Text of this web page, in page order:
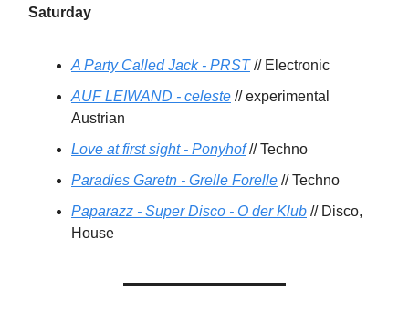
Saturday
A Party Called Jack - PRST// Electronic
AUF LEIWAND - celeste // experimental
Austrian
Love at first sight - Ponyhof// Techno
Paradies Garetn - Grelle Forelle // Techno
Paparazz - Super Disco - O der Klub // Disco,
House